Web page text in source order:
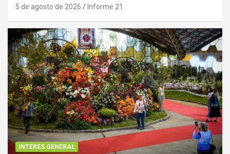
5 de agosto de 2026 Informe 21
INTERES GENERAL